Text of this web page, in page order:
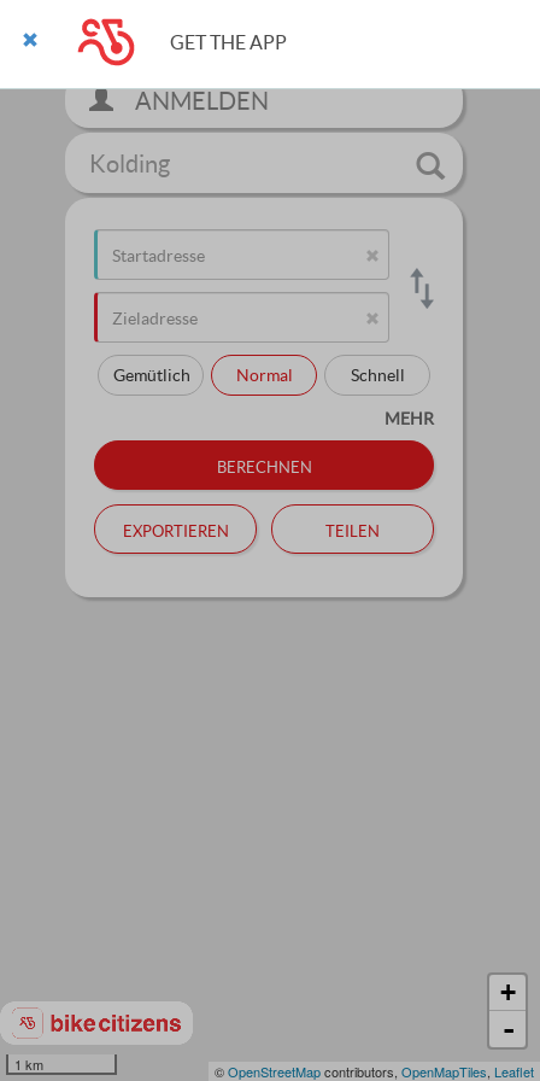
1 km
+
-
©OpenStreetMapcontributors, OpenMapTiles Leaflet
ANMELDEN
Kolding
Gemütlich Normal Schnell
MEHR
berechnen
exportieren teilen
GET THE APP